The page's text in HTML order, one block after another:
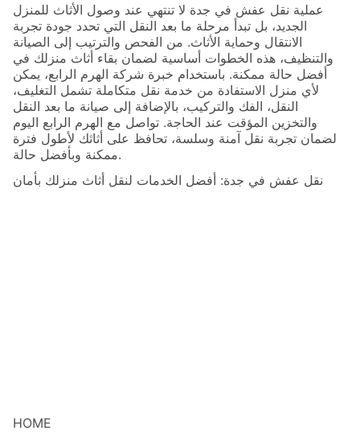
عملية نقل عفش في جدة لا تنتهي عند وصول الأثاث للمنزل
الجديد، بل تبدأ مرحلة ما بعد النقل التي تحدد جودة تجربة
الانتقال وحماية الأثاث. من الفحص والترتيب إلى الصيانة
والتنظيف، هذه الخطوات أساسية لضمان بقاء أثاث منزلك في
أفضل حالة ممكنة. باستخدام خبرة شركة الهرم الرابع، يمكن
لأي منزل الاستفادة من خدمة نقل متكاملة تشمل التغليف،
النقل، الفك والتركيب، بالإضافة إلى صيانة ما بعد النقل
والتخزين المؤقت عند الحاجة. تواصل مع الهرم الرابع اليوم
لضمان تجربة نقل آمنة وسلسة، تحافظ على أثاثك لأطول فترة
ممكنة وبأفضل حالة.
نقل عفش في جدة: أفضل الخدمات لنقل أثاث منزلك بأمان
HOME